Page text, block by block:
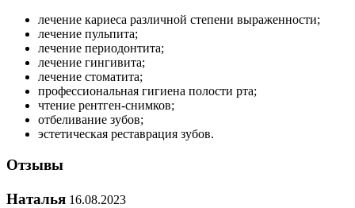
лечение кариеса различной степени выраженности;
лечение пульпита;
лечение периодонтита;
лечение гингивита;
лечение стоматита;
профессиональная гигиена полости рта;
чтение рентген-снимков;
отбеливание зубов;
эстетическая реставрация зубов.
Отзывы
Наталья 16.08.2023